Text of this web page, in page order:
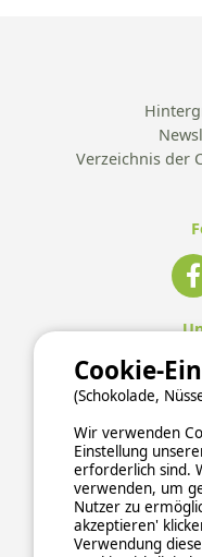
Verzeichnis der
Cookie-
(Schokolade,
Wir verwenden
Einstellung
erforderlich sind.
verwenden, um
Nutzer zu
akzeptieren'
Verwendung